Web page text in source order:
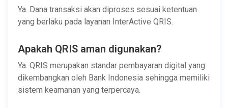
Ya. Dana transaksi akan diproses sesuai ketentuan
yang berlaku pada layanan InterActive QRIS.
Apakah QRIS aman digunakan?
Ya. QRIS merupakan standar pembayaran digital yang
dikembangkan oleh Bank Indonesia sehingga memiliki
sistem keamanan yang terpercaya.